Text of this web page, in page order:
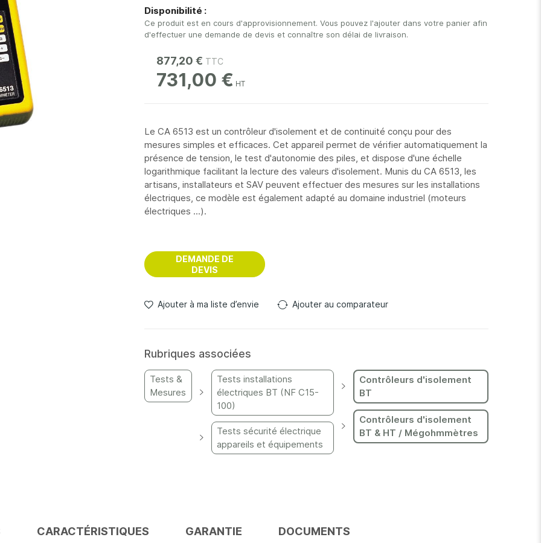
Disponibilité :
Ce produit est en cours d'approvisionnement. Vous pouvez l'ajouter dans votre panier afin
d'effectuer une demande de devis et connaître son délai de livraison.
877,20 €
731,00 €
Le CA 6513 est un contrôleur d'isolement et de continuité conçu pour des
mesures simples et efficaces. Cet appareil permet de vérifier automatiquement la
présence de tension, le test d'autonomie des piles, et dispose d'une échelle
logarithmique facilitant la lecture des valeurs d'isolement. Munis du CA 6513, les
artisans, installateurs et SAV peuvent effectuer des mesures sur les installations
électriques, ce modèle est également adapté au domaine industriel (moteurs
électriques ...).
DEMANDE DE
DEVIS
Ajouter à ma liste d’envie Ajouter au comparateur
Rubriques associées
Tests &
Mesures
Tests installations
électriques BT (NF C15-
100)
Tests sécurité électrique
appareils et équipements
Contrôleurs d'isolement
BT
Contrôleurs d'isolement
BT & HT / Mégohmmètres
CARACTÉRISTIQUES GARANTIE DOCUMENTS